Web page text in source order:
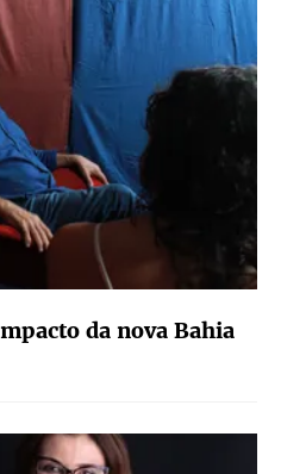
da nova Bahia